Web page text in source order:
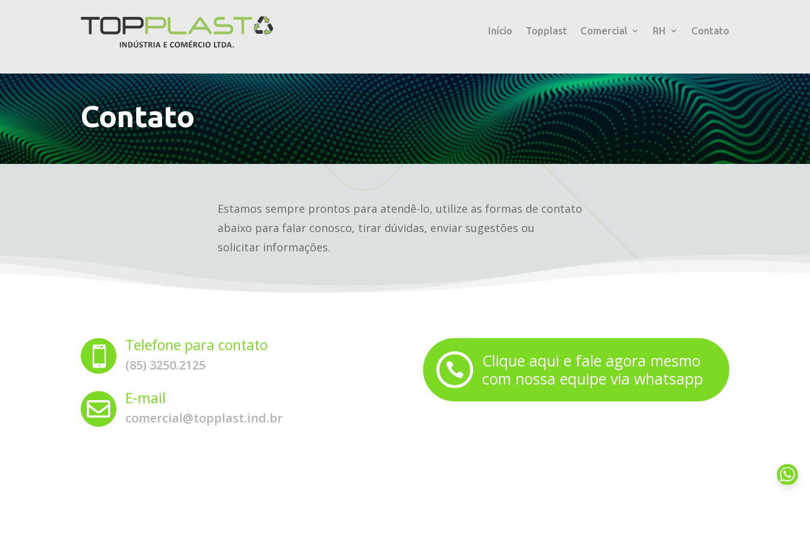
Início Topplast Comercial RH Contato

Contato
Estamos sempre prontos para atendê-lo, utilize as formas de contato
abaixo para falar conosco, tirar dúvidas, enviar sugestões ou
solicitar informações.
 Telefone para contato
(85) 3250.2125
 E-mail
comercial@topplast.ind.br

Clique aqui e fale agora mesmo
com nossa equipe via whatsapp